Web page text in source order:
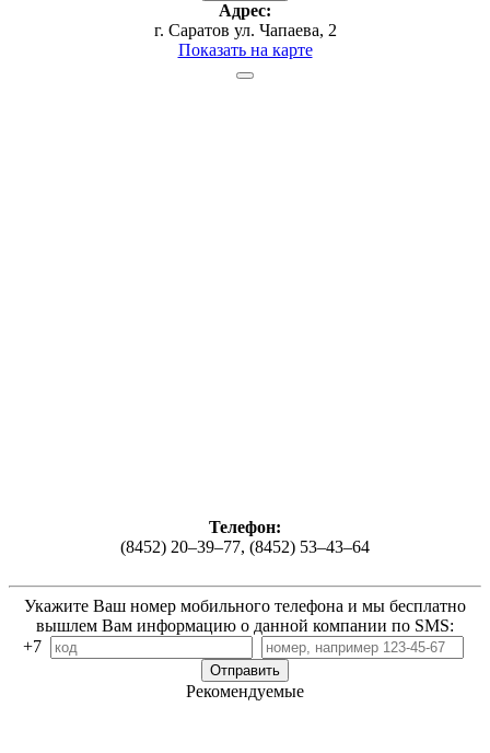
Адрес:
г. Саратов ул. Чапаева, 2
Показать на карте
Телефон:
(8452) 20–39–77, (8452) 53–43–64
Укажите Ваш номер мобильного телефона и мы бесплатно
вышлем Вам информацию о данной компании по SMS:
+7
Рекомендуемые